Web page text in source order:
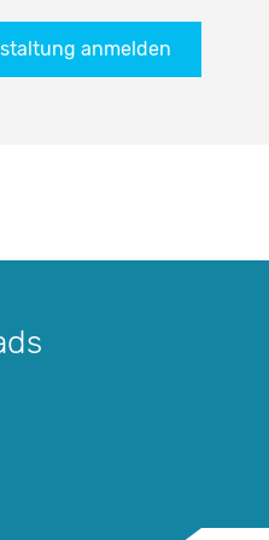
anmelden